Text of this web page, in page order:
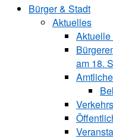
Bürger & Stadt
Aktuelles
am 18.